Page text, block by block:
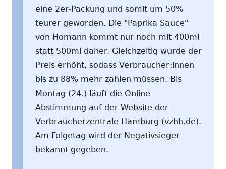
eine 2er-Packung und somit um 50%
teurer geworden. Die "Paprika Sauce"
von Homann kommt nur noch mit 400ml
statt 500ml daher. Gleichzeitig wurde der
Preis erhöht, sodass Verbraucher:innen
bis zu 88% mehr zahlen müssen. Bis
Montag (24.) läuft die Online-
Abstimmung auf der Website der
Verbraucherzentrale Hamburg (vzhh.de).
Am Folgetag wird der Negativsieger
bekannt gegeben.